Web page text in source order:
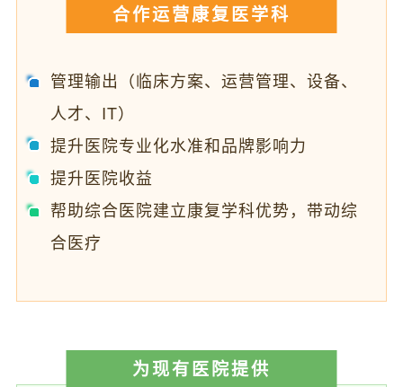
合作运营康复医学科
管理输出（临床方案、运营管理、设备、
人才、IT）
提升医院专业化水准和品牌影响力
提升医院收益
帮助综合医院建立康复学科优势，带动综
合医疗
为现有医院提供